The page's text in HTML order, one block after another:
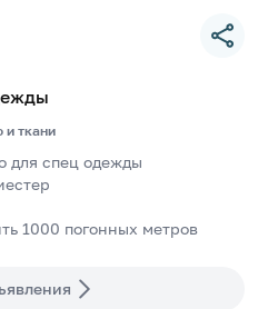
и ткани
для спец одежды
1000 погонных метров